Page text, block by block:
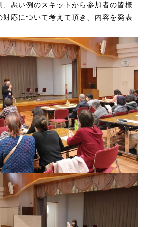
、悪い例のスキットから参加者の皆様
対応について考えて頂き、内容を発表